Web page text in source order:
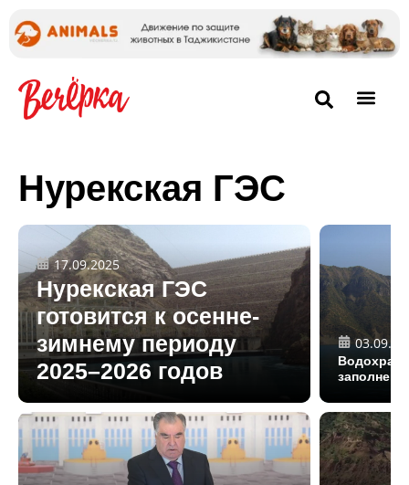
Нурекская ГЭС
17.09.2025
Нурекская ГЭС
готовится к осенне-
зимнему периоду
2025–2026 годов